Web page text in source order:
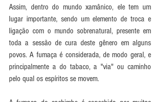
Assim, dentro do mundo xamânico, ele tem um
lugar importante, sendo um elemento de troca e
ligação com o mundo sobrenatural, presente em
toda a sessão de cura deste gênero em alguns
povos. A fumaça é considerada, de modo geral, e
principalmente a do tabaco, a "via" ou caminho
pelo qual os espíritos se movem.